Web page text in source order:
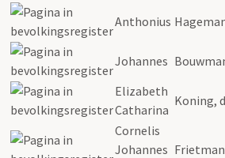
Anthonius
Johannes
Elizabeth
Catharina
Koning,
Cornelis
Johannes Frietman